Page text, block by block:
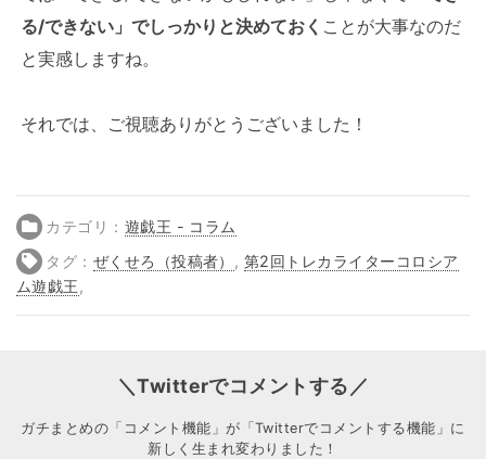
る/できない」でしっかりと決めておく ことが大事なのだ
と実感しますね。
それでは、ご視聴ありがとうございました！
カテゴリ： 遊戯王 - コラム
タグ： ぜくせろ（投稿者） , 第2回トレカライターコロシア
ム遊戯王 ,
＼Twitterでコメントする／
ガチまとめの「コメント機能」が「Twitterでコメントする機能」に
新しく生まれ変わりました！